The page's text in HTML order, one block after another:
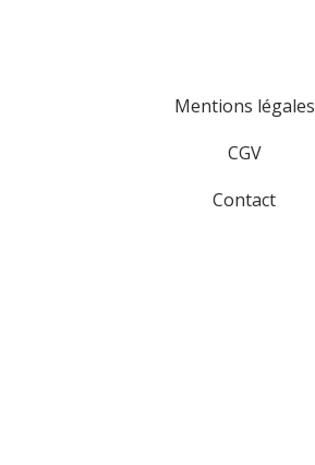
Mentions légales
CGV
Contact